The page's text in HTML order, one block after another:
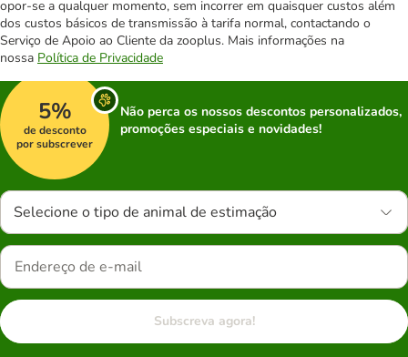
opor-se a qualquer momento, sem incorrer em quaisquer custos além
dos custos básicos de transmissão à tarifa normal, contactando o
Serviço de Apoio ao Cliente da zooplus. Mais informações na
nossa Política de Privacidade
5%
de desconto
por subscrever
Não perca os nossos descontos personalizados,
promoções especiais e novidades!
Selecione o tipo de animal de estimação
Subscreva agora!